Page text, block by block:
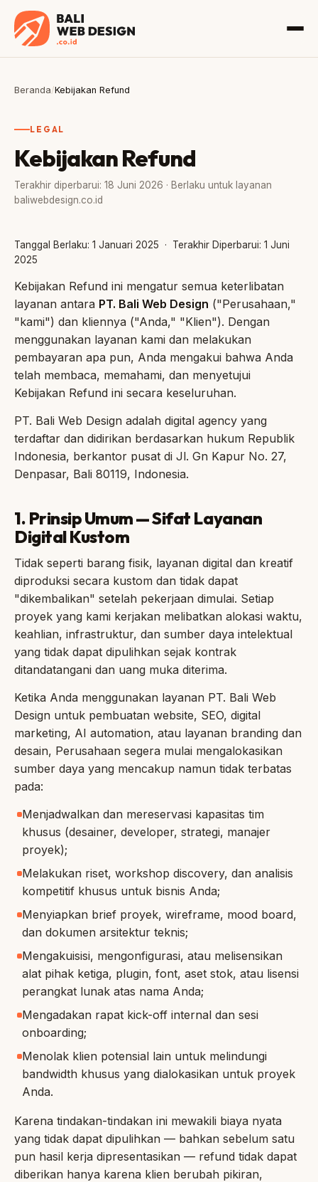
Beranda/Kebijakan Refund
LEGAL
Kebijakan Refund
Terakhir diperbarui: 18 Juni 2026 · Berlaku untuk layanan
baliwebdesign.co.id
Tanggal Berlaku: 1 Januari 2025 · Terakhir Diperbarui: 1 Juni
2025
Kebijakan Refund ini mengatur semua keterlibatan
layanan antara PT. Bali Web Design ("Perusahaan,"
"kami") dan kliennya ("Anda," "Klien"). Dengan
menggunakan layanan kami dan melakukan
pembayaran apa pun, Anda mengakui bahwa Anda
telah membaca, memahami, dan menyetujui
Kebijakan Refund ini secara keseluruhan.
PT. Bali Web Design adalah digital agency yang
terdaftar dan didirikan berdasarkan hukum Republik
Indonesia, berkantor pusat di Jl. Gn Kapur No. 27,
Denpasar, Bali 80119, Indonesia.
1. Prinsip Umum — Sifat Layanan
Digital Kustom
Tidak seperti barang fisik, layanan digital dan kreatif
diproduksi secara kustom dan tidak dapat
"dikembalikan" setelah pekerjaan dimulai. Setiap
proyek yang kami kerjakan melibatkan alokasi waktu,
keahlian, infrastruktur, dan sumber daya intelektual
yang tidak dapat dipulihkan sejak kontrak
ditandatangani dan uang muka diterima.
Ketika Anda menggunakan layanan PT. Bali Web
Design untuk pembuatan website, SEO, digital
marketing, AI automation, atau layanan branding dan
desain, Perusahaan segera mulai mengalokasikan
sumber daya yang mencakup namun tidak terbatas
pada:
Menjadwalkan dan mereservasi kapasitas tim
khusus (desainer, developer, strategi, manajer
proyek);
Melakukan riset, workshop discovery, dan analisis
kompetitif khusus untuk bisnis Anda;
Menyiapkan brief proyek, wireframe, mood board,
dan dokumen arsitektur teknis;
Mengakuisisi, mengonfigurasi, atau melisensikan
alat pihak ketiga, plugin, font, aset stok, atau lisensi
perangkat lunak atas nama Anda;
Mengadakan rapat kick-off internal dan sesi
onboarding;
Menolak klien potensial lain untuk melindungi
bandwidth khusus yang dialokasikan untuk proyek
Anda.
Karena tindakan-tindakan ini mewakili biaya nyata
yang tidak dapat dipulihkan — bahkan sebelum satu
pun hasil kerja dipresentasikan — refund tidak dapat
diberikan hanya karena klien berubah pikiran,